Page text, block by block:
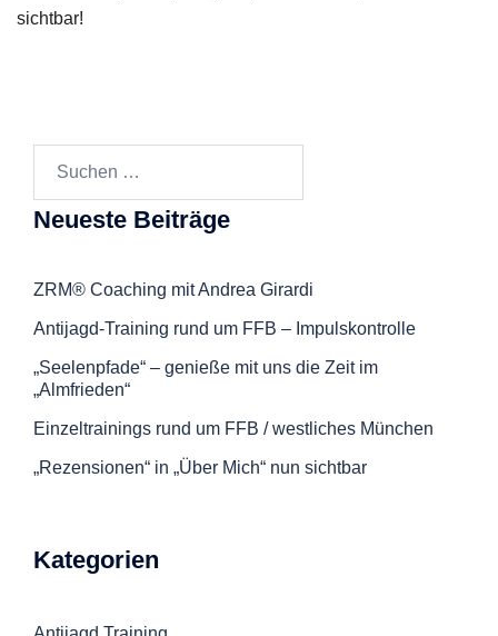
sichtbar!
Neueste Beiträge
ZRM® Coaching mit Andrea Girardi
Antijagd-Training rund um FFB – Impulskontrolle
„Seelenpfade“ – genieße mit uns die Zeit im
„Almfrieden“
Einzeltrainings rund um FFB / westliches München
„Rezensionen“ in „Über Mich“ nun sichtbar
Kategorien